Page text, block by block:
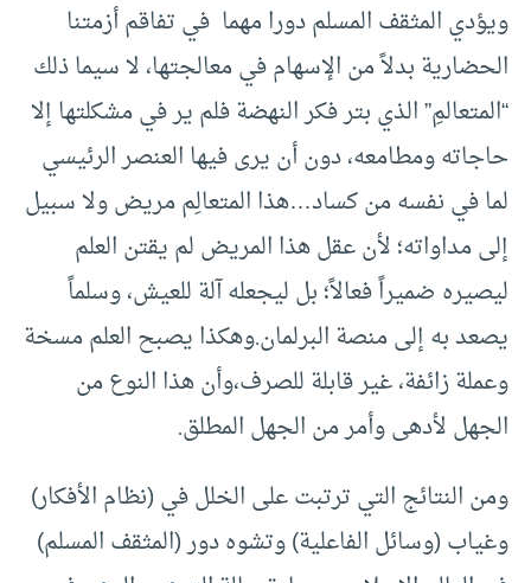
ويؤدي المثقف المسلم دورا مهما في تفاقم أزمتنا
الحضارية بدلاً من الإسهام في معالجتها، لا سيما ذلك
“المتعالمِ” الذي بتر فكر النهضة فلم ير في مشكلتها إلا
حاجاته ومطامعه، دون أن يرى فيها العنصر الرئيسي
لما في نفسه من كساد…هذا المتعالِم مريض ولا سبيل
إلى مداواته؛ لأن عقل هذا المريض لم يقتن العلم
ليصيره ضميراً فعالاً؛ بل ليجعله آلة للعيش، وسلماً
يصعد به إلى منصة البرلمان.وهكذا يصبح العلم مسخة
وعملة زائفة، غير قابلة للصرف،وأن هذا النوع من
الجهل لأدهى وأمر من الجهل المطلق.
ومن النتائج التي ترتبت على الخلل في (نظام الأفكار)
وغياب (وسائل الفاعلية) وتشوه دور (المثقف المسلم)